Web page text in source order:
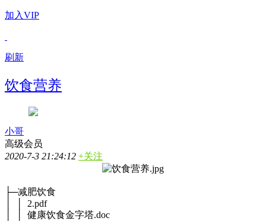
加入VIP
刷新
饮食营养
小哥
高级会员
2020-7-3 21:24:12 +关注
├─减肥饮食
│ │ 2.pdf
│ │ 健康饮食金字塔.doc